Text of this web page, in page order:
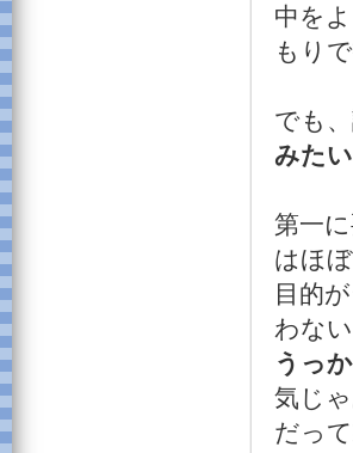
中を
もり
でも
みた
第一
はほ
目的
わない
うっ
気じ
だって